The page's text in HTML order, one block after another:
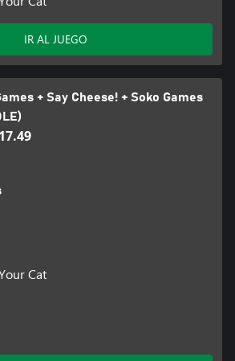
IR AL JUEGO
+ Say Cheese! + Soko Games
Cat